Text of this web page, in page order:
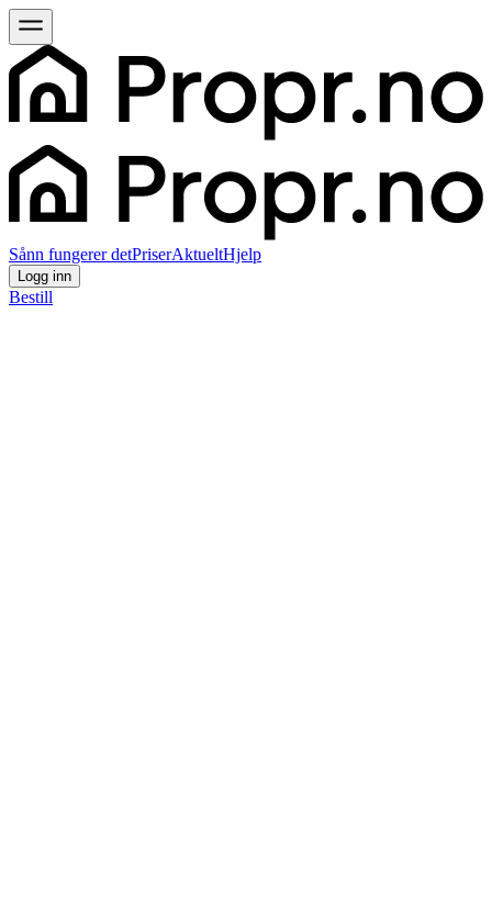
Sånn fungerer detPriserAktueltHjelp
Logg inn
Bestill